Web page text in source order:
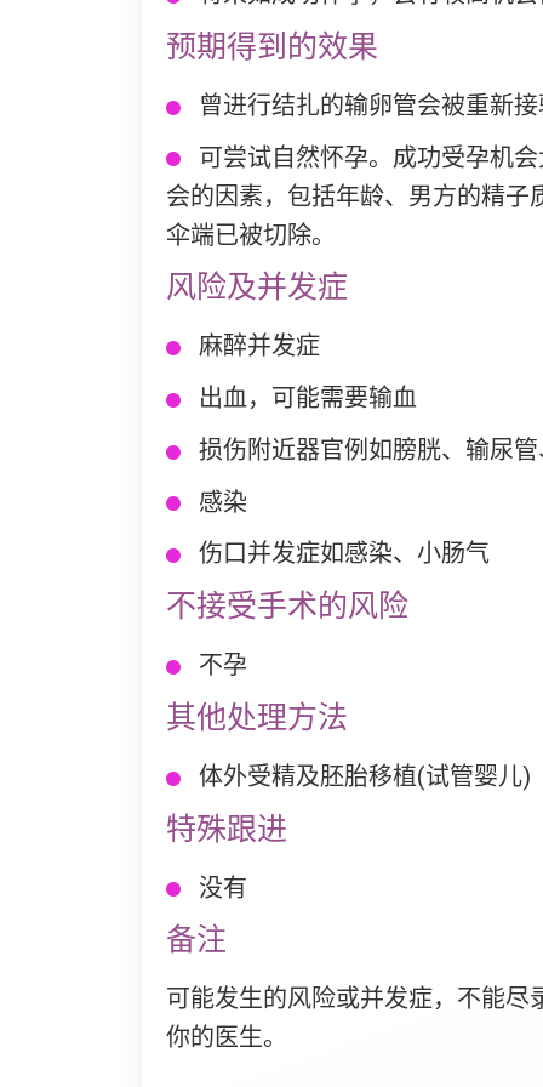
预期得到的效果
曾进行结扎的输卵管会被重新
可尝试自然怀孕。成功受孕机
会的因素，包括年龄、男方的精
伞端已被切除。
风险及并发症
麻醉并发症
出血，可能需要输血
损伤附近器官例如膀胱、输尿
感染
伤口并发症如感染、小肠气
不接受手术的风险
不孕
其他处理方法
体外受精及胚胎移植(试管婴儿)
特殊跟进
没有
备注
可能发生的风险或并发症，不能
你的医生。